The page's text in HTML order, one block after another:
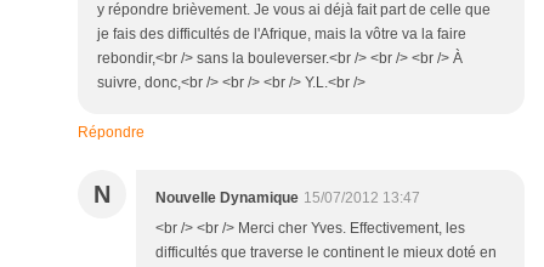
y répondre brièvement. Je vous ai déjà fait part de celle que
je fais des difficultés de l'Afrique, mais la vôtre va la faire
rebondir,<br /> sans la bouleverser.<br /> <br /> <br /> À
suivre, donc,<br /> <br /> <br /> Y.L.<br />
Répondre
N Nouvelle Dynamique 15/07/2012 13:47
<br /> <br /> Merci cher Yves. Effectivement, les
difficultés que traverse le continent le mieux doté en